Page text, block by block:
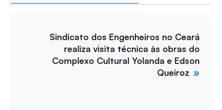
Sindicato dos Engenheiros no Ceará
realiza visita técnica às obras do
Complexo Cultural Yolanda e Edson
Queiroz